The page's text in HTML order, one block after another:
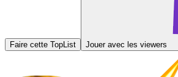
Faire cette TopList Jouer avec les viewers